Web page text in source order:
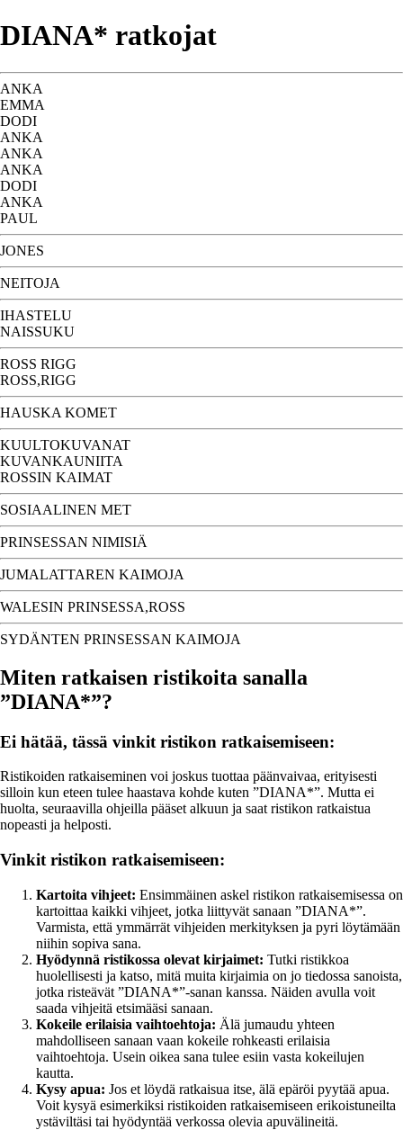
DIANA* ratkojat
ANKA
EMMA
DODI
ANKA
ANKA
ANKA
DODI
ANKA
PAUL
JONES
NEITOJA
IHASTELU
NAISSUKU
ROSS RIGG
ROSS,RIGG
HAUSKA KOMET
KUULTOKUVANAT
KUVANKAUNIITA
ROSSIN KAIMAT
SOSIAALINEN MET
PRINSESSAN NIMISIÄ
JUMALATTAREN KAIMOJA
WALESIN PRINSESSA,ROSS
SYDÄNTEN PRINSESSAN KAIMOJA
Miten ratkaisen ristikoita sanalla
”DIANA*”?
Ei hätää, tässä vinkit ristikon ratkaisemiseen:
Ristikoiden ratkaiseminen voi joskus tuottaa päänvaivaa, erityisesti
silloin kun eteen tulee haastava kohde kuten ”DIANA*”. Mutta ei
huolta, seuraavilla ohjeilla pääset alkuun ja saat ristikon ratkaistua
nopeasti ja helposti.
Vinkit ristikon ratkaisemiseen:
Kartoita vihjeet: Ensimmäinen askel ristikon ratkaisemisessa on
kartoittaa kaikki vihjeet, jotka liittyvät sanaan ”DIANA*”.
Varmista, että ymmärrät vihjeiden merkityksen ja pyri löytämään
niihin sopiva sana.
Hyödynnä ristikossa olevat kirjaimet: Tutki ristikkoa
huolellisesti ja katso, mitä muita kirjaimia on jo tiedossa sanoista,
jotka risteävät ”DIANA*”-sanan kanssa. Näiden avulla voit
saada vihjeitä etsimääsi sanaan.
Kokeile erilaisia vaihtoehtoja: Älä jumaudu yhteen
mahdolliseen sanaan vaan kokeile rohkeasti erilaisia
vaihtoehtoja. Usein oikea sana tulee esiin vasta kokeilujen
kautta.
Kysy apua: Jos et löydä ratkaisua itse, älä epäröi pyytää apua.
Voit kysyä esimerkiksi ristikoiden ratkaisemiseen erikoistuneilta
ystäviltäsi tai hyödyntää verkossa olevia apuvälineitä.